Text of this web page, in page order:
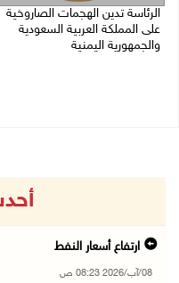
الرئاسة تدين الهجمات الصاروخية
على المملكة العربية السعودية
والجمهورية اليمنية
ارتفاع أسعار النفط
08/آب/2026 08:23 ص